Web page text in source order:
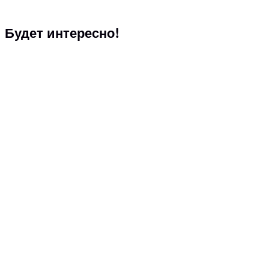
Будет интересно!